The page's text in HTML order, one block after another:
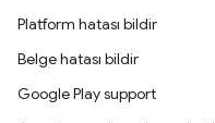
Platform hatası bildir
Belge hatası bildir
Google Play support